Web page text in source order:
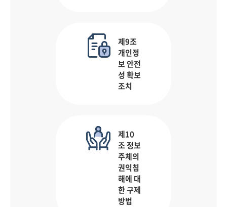
제9조
개인정
보 안전
성 확보
조치
제10
조 정보
주체의
권익침
해에 대
한 구제
방법